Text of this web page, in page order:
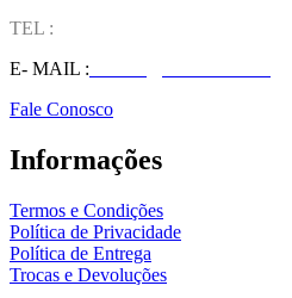
TEL :
E- MAIL :
Fale Conosco
Informações
Termos e Condições
Política de Privacidade
Política de Entrega
Trocas e Devoluções